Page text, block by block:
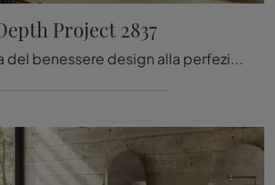
Project 2837
Arreda la stanza del benessere design alla perfezione con Depth Project 2837, mobili bagno sospesi e accessori in legno di Lago.